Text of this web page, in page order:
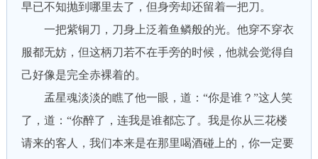
早已不知抛到哪里去了，但身旁却还留着一把刀。
一把紫铜刀，刀身上泛着鱼鳞般的光。他穿不穿衣
服都无妨，但这柄刀若不在手旁的时候，他就会觉得自
己好像是完全赤裸着的。
孟星魂淡淡的瞧了他一眼，道：“你是谁？”这人笑
了，道：“你醉了，连我是谁都忘了。我是你从三花楼
请来的客人，我们本来是在那里喝酒碰上的，你一定要